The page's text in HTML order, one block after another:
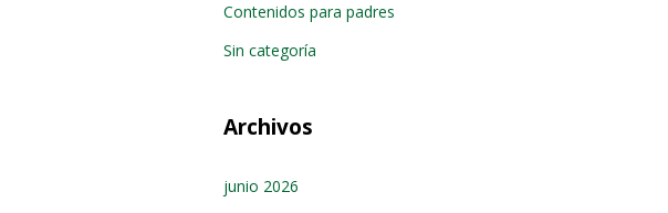
Contenidos para padres
Sin categoría
Archivos
junio 2026